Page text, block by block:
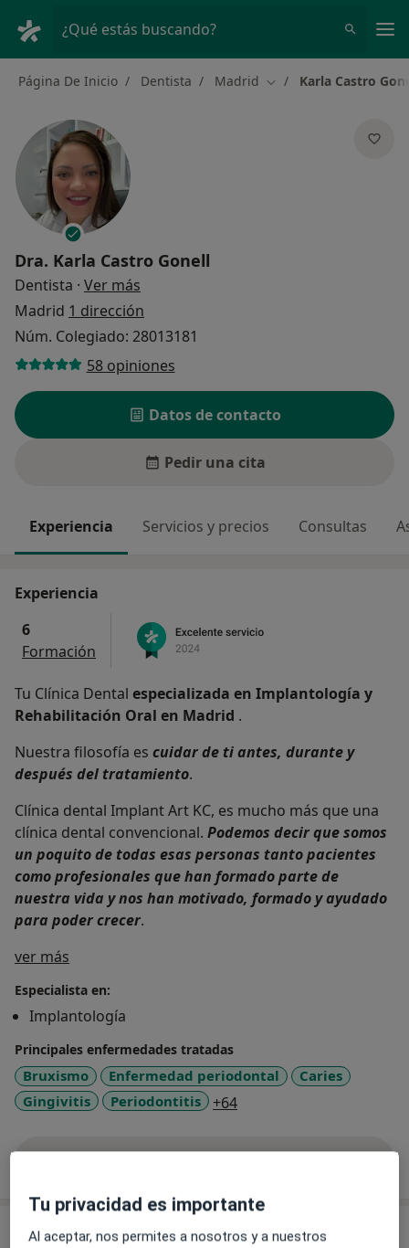
¿Qué estás buscando?
Página De Inicio Dentista Madrid Cambiar de ciudad
Karla Castro
Dra. Karla Castro Gonell
Dentista · Ver más
Madrid 1 dirección
Núm. Colegiado: 28013181
58 opiniones
Datos de contacto
Pedir una cita
Experiencia Servicios y precios Consultas
Experiencia
6
Formación
Tu Clínica Dental especializada en Implantología y
Rehabilitación Oral en Madrid .
Nuestra filosofía es cuidar de ti antes, durante y
después del tratamiento.
Clínica dental Implant Art KC, es mucho más que una
clínica dental convencional. Podemos decir que somos
un poquito de todas esas personas tanto pacientes
como profesionales que han formado parte de
nuestra vida y nos han motivado, formado y ayudado
para poder crecer.
ver más
Especialista en:
Implantología
Principales enfermedades tratadas
Bruxismo Enfermedad periodontal
Caries
Gingivitis
Periodontitis +64a11y_sr_more_diseases
Servicios y precios
Tu privacidad es importante
Al aceptar, nos permites a nosotros y a nuestros